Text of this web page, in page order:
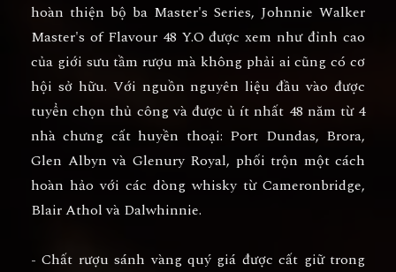
hoàn thiện bộ ba Master's Series, Johnnie Walker
Master's of Flavour 48 Y.O được xem như đỉnh cao
của giới sưu tầm rượu mà không phải ai cũng có cơ
hội sở hữu. Với nguồn nguyên liệu đầu vào được
tuyển chọn thủ công và được ủ ít nhất 48 năm từ 4
nhà chưng cất huyền thoại: Port Dundas, Brora,
Glen Albyn và Glenury Royal, phối trộn một cách
hoàn hảo với các dòng whisky từ Cameronbridge,
Blair Athol và Dalwhinnie.
- Chất rượu sánh vàng quý giá được cất giữ trong